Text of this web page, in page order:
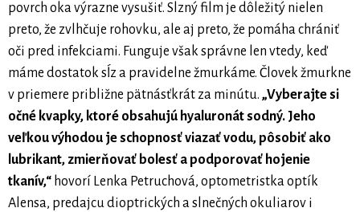
povrch oka výrazne vysušiť. Slzný film je dôležitý nielen
preto, že zvlhčuje rohovku, ale aj preto, že pomáha chrániť
oči pred infekciami. Funguje však správne len vtedy, keď
máme dostatok sĺz a pravidelne žmurkáme. Človek žmurkne
v priemere približne pätnásťkrát za minútu. „Vyberajte si
očné kvapky, ktoré obsahujú hyaluronát sodný. Jeho
veľkou výhodou je schopnosť viazať vodu, pôsobiť ako
lubrikant, zmierňovať bolesť a podporovať hojenie
tkanív,“ hovorí Lenka Petruchová, optometristka optík
Alensa, predajcu dioptrických a slnečných okuliarov i